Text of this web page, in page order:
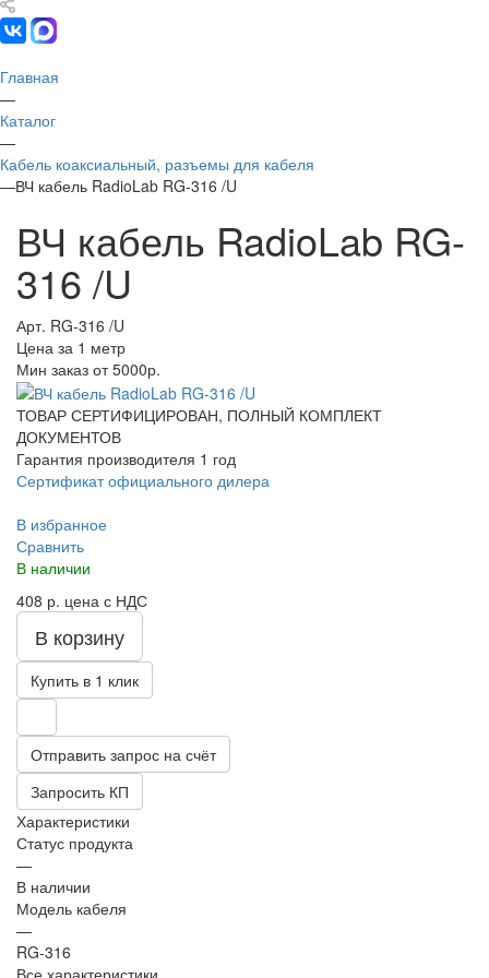
Главная
—
Каталог
—
Кабель коаксиальный, разъемы для кабеля
—ВЧ кабель RadioLab RG-316 /U
ВЧ кабель RadioLab RG-
316 /U
Арт. RG-316 /U
Цена за 1 метр
Мин заказ от 5000р.
ТОВАР СЕРТИФИЦИРОВАН, ПОЛНЫЙ КОМПЛЕКТ
ДОКУМЕНТОВ
Гарантия производителя 1 год
Сертификат официального дилера
В избранное
Сравнить
В наличии
408 р. цена с НДС
В корзину
Купить в 1 клик
Отправить запрос на счёт
Запросить КП
Характеристики
Статус продукта
—
В наличии
Модель кабеля
—
RG-316